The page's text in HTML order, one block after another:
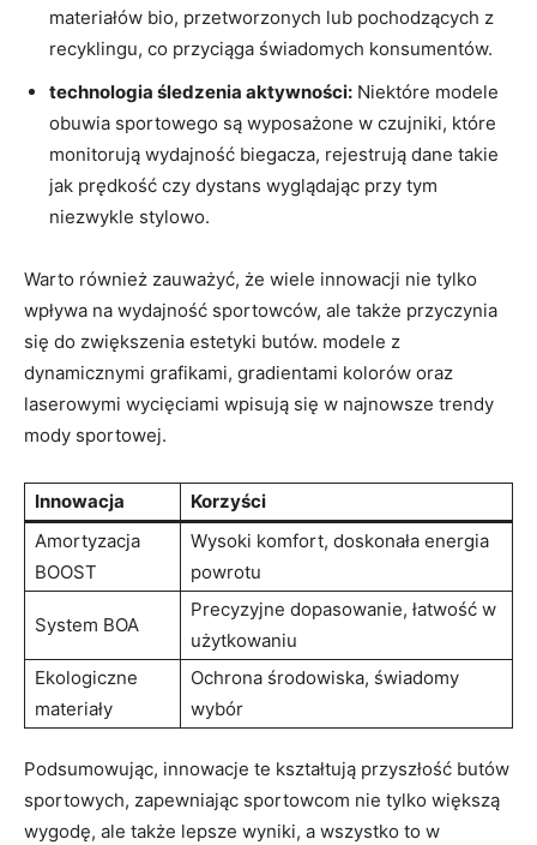
materiałów bio, przetworzonych ‌lub pochodzących z
recyklingu, ⁣co ⁢przyciąga świadomych ⁤konsumentów.
technologia śledzenia aktywności: Niektóre⁤ modele
obuwia sportowego ​są wyposażone ⁣w⁣ czujniki, które
monitorują wydajność⁣ biegacza, rejestrują dane takie⁢
jak ‍prędkość czy dystans wyglądając przy tym
⁤niezwykle stylowo.
Warto również zauważyć, że wiele innowacji ⁤nie tylko
wpływa na wydajność‌ sportowców, ale także przyczynia
się do ⁤zwiększenia estetyki butów. modele z
dynamicznymi grafikami, ‍gradientami‌ kolorów ​oraz
laserowymi wycięciami wpisują​ się w najnowsze ​trendy
⁤mody‍ sportowej.
Innowacja
Korzyści
Amortyzacja
BOOST
Wysoki komfort, doskonała energia
powrotu
System BOA
Precyzyjne dopasowanie,​ łatwość w ​
użytkowaniu
Ekologiczne
materiały
Ochrona środowiska, świadomy⁣
wybór
Podsumowując, innowacje te kształtują przyszłość butów
sportowych, zapewniając sportowcom nie tylko ‍większą
wygodę, ale także ​lepsze wyniki, a wszystko to w​